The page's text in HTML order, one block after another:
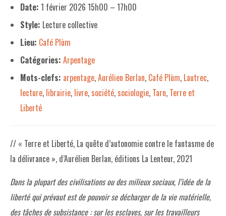
LES FORMULES
NOS FOURNISSEUR·EUSE·S
LA LIBRAIRIE
UNE LIBRAIRIE INDÉPENDANTE
INFOS & ACCESSIBILITÉ
Date: 1 février 2026 15h00 – 17h00
Style: Lecture collective
Lieu: Café Plùm
Catégories: Arpentage
Mots-clefs: arpentage,Aurélien Berlan, Café Plùm, Lautrec,
lecture, librairie, livre, société, sociologie, Tarn, Terre et
Liberté
// « Terre et Liberté, La quête d’autonomie contre le fantasme de
la délivrance », d’Aurélien Berlan, éditions La Lenteur, 2021
Dans la plupart des civilisations ou des milieux sociaux, l’idée de la
liberté qui prévaut est de pouvoir se décharger de la vie matérielle,
des tâches de subsistance : sur les esclaves, sur les travailleurs